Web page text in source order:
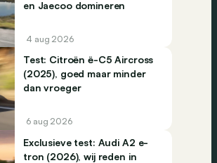
en Jaecoo domineren
4 aug 2026
Test: Citroën ë-C5 Aircross
(2025), goed maar minder
dan vroeger
6 aug 2026
Exclusieve test: Audi A2 e-
tron (2026), wij reden in